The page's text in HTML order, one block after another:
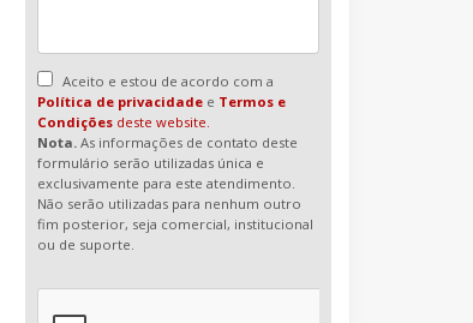
Aceito e estou de acordo com a
Política de privacidade e Termos e
Condições deste website.
Nota. As informações de contato deste
formulário serão utilizadas única e
exclusivamente para este atendimento.
Não serão utilizadas para nenhum outro
fim posterior, seja comercial, institucional
ou de suporte.